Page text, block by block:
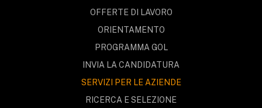
OFFERTE DI LAVORO
ORIENTAMENTO
PROGRAMMA GOL
INVIA LA CANDIDATURA
SERVIZI PER LE AZIENDE
RICERCA E SELEZIONE